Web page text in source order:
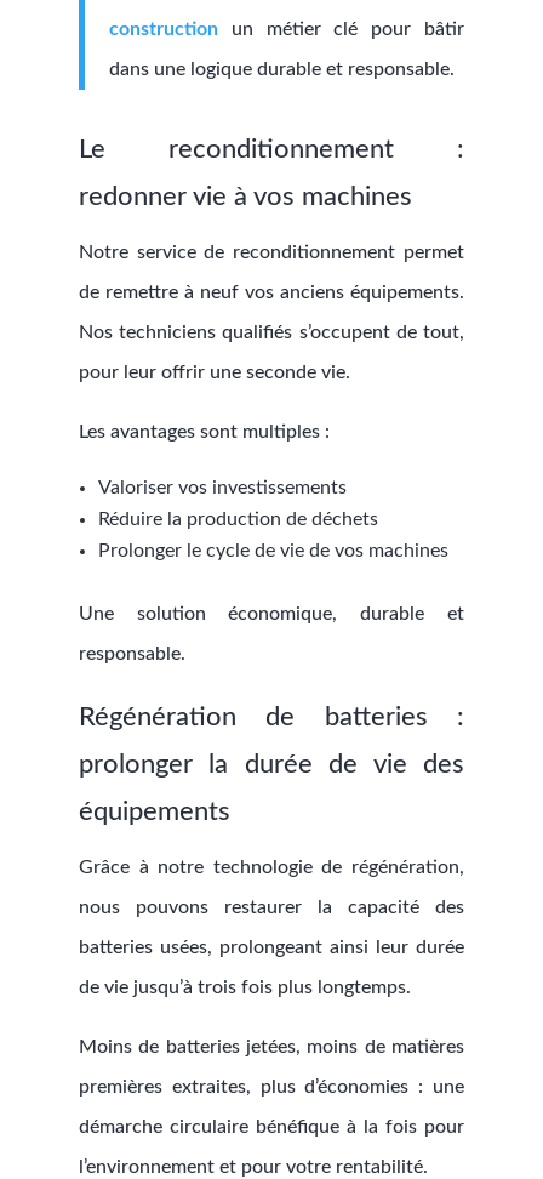
constructionun métier clé pour bâtir
dans une logique durable et responsable.
Le reconditionnement :
redonner vie à vos machines
Notre service de reconditionnement permet
de remettre à neuf vos anciens équipements.
Nos techniciens qualifiés s’occupent de tout,
pour leur offrir une seconde vie.
Les avantages sont multiples :
Valoriser vos investissements
Réduire la production de déchets
Prolonger le cycle de vie de vos machines
Une solution économique, durable et
responsable.
Régénération de batteries :
prolonger la durée de vie des
équipements
Grâce à notre technologie de régénération,
nous pouvons restaurer la capacité des
batteries usées, prolongeant ainsi leur durée
de vie jusqu’à trois fois plus longtemps.
Moins de batteries jetées, moins de matières
premières extraites, plus d’économies : une
démarche circulaire bénéfique à la fois pour
l’environnement et pour votre rentabilité.